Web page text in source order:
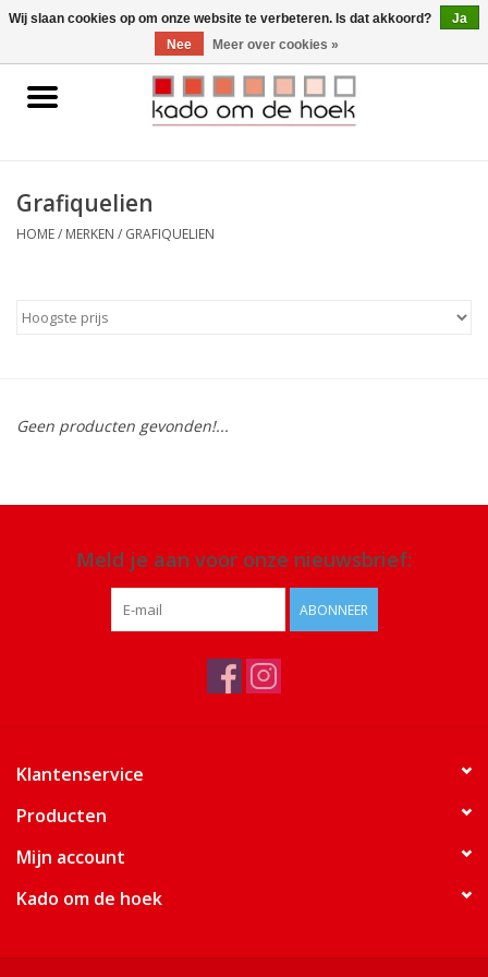
0 Artikelen - €0,00
Home
Gadgets
Grafiquelien
HOME/ MERKEN / GRAFIQUELIEN
Geen producten gevonden!...
Meld je aan voor onze nieuwsbrief:
ABONNEER
Klantenservice
Producten
Mijn account
Kado om de hoek
Wij slaan cookies op om onze website te verbeteren. Is dat akkoord?
Ja
Nee
Meer over cookies »